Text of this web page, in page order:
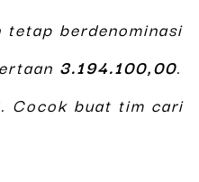
tetap berdenominasi
3.194.100,00.
. Cocok buat tim cari